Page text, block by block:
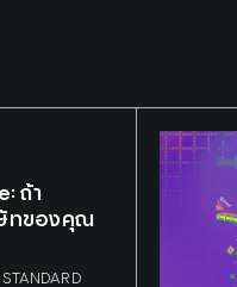
ถ้า
ษัทของคุณ